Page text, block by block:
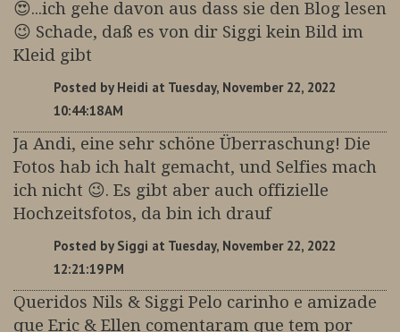
😍...ich gehe davon aus dass sie den Blog lesen
😉 Schade, daß es von dir Siggi kein Bild im
Kleid gibt
Posted by Heidi at Tuesday, November 22, 2022
10:44:18 AM
Ja Andi, eine sehr schöne Überraschung! Die
Fotos hab ich halt gemacht, und Selfies mach
ich nicht 😉. Es gibt aber auch offizielle
Hochzeitsfotos, da bin ich drauf
Posted by Siggi at Tuesday, November 22, 2022
12:21:19 PM
Queridos Nils & Siggi Pelo carinho e amizade
que Eric & Ellen comentaram que tem por